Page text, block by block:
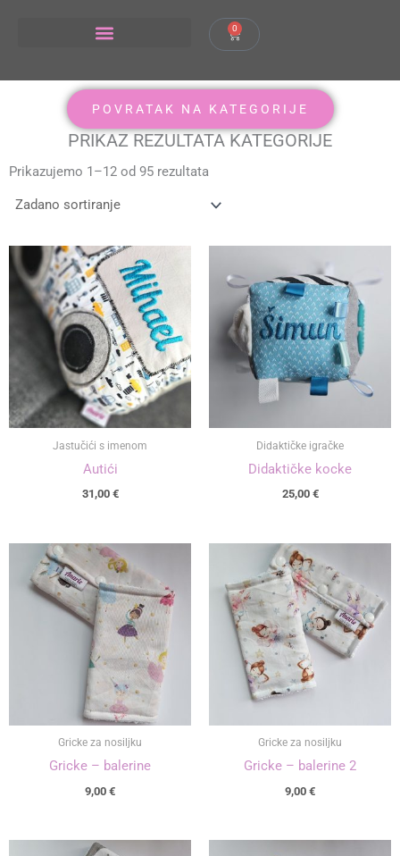
0
Cart
POVRATAK NA KATEGORIJE
PRIKAZ REZULTATA KATEGORIJE
Prikazujemo 1–12 od 95 rezultata
Jastučići s imenom
Autići
31,00 €
Didaktičke igračke
Didaktičke kocke
25,00 €
Gricke za nosiljku
Gricke – balerine
9,00 €
Gricke za nosiljku
Gricke – balerine 2
9,00 €